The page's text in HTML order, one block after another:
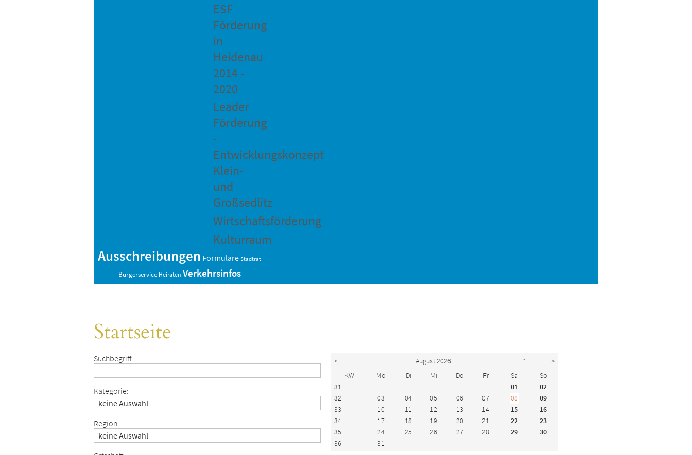
ESF
Förderung
in
Heidenau
2014 -
2020
Leader
Förderung
-
Entwicklungskonzept
Klein-
und
Großsedlitz
Wirtschaftsförderung
Kulturraum
Ausschreibungen Formulare Stadtrat
Bürgerservice Heiraten Verkehrsinfos
Startseite
Suchbegriff:
Kategorie:
Region:
< August 2026 *
>
KW
Mo Di Mi Do Fr Sa
So
31
01
02
32
03 04 05 06 07 08
09
33
10 11 12 13 14 15
16
34
17 18 19 20 21 22
23
35
24 25 26 27 28 29
30
36
31